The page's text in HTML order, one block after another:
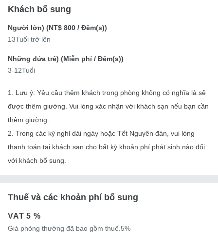
Khách bổ sung
Người lớn) (NT$ 800 / Đêm(s))
13Tuổi trở lên
Những đứa trẻ) (Miễn phí/ Đêm(s))
3-12Tuổi
1. Lưu ý: Yêu cầu thêm khách trong phòng không có nghĩa là sẽ
được thêm giường. Vui lòng xác nhận với khách sạn nếu bạn cần
thêm giường.
2. Trong các kỳ nghỉ dài ngày hoặc Tết Nguyên đán, vui lòng
thanh toán tại khách sạn cho bất kỳ khoản phí phát sinh nào đối
với khách bổ sung.
Thuế và các khoản phí bổ sung
VAT5 %
Giá phòng thường đã bao gồm thuế.5%